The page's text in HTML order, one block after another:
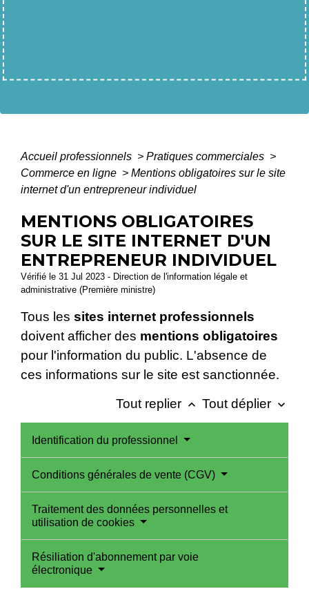
Accueil professionnels > Pratiques commerciales >
Commerce en ligne > Mentions obligatoires sur le site
internet d'un entrepreneur individuel
MENTIONS OBLIGATOIRES
SUR LE SITE INTERNET D'UN
ENTREPRENEUR INDIVIDUEL
Vérifié le 31 Jul 2023 - Direction de l'information légale et
administrative (Première ministre)
Tous les sites internet professionnels
doivent afficher des mentions obligatoires
pour l'information du public. L'absence de
ces informations sur le site est sanctionnée.
Tout replier keyboard_arrow_up Tout déplier keyboard_arrow_down
Identification du professionnel
Conditions générales de vente (CGV)
Traitement des données personnelles et
utilisation de cookies
Résiliation d'abonnement par voie
électronique